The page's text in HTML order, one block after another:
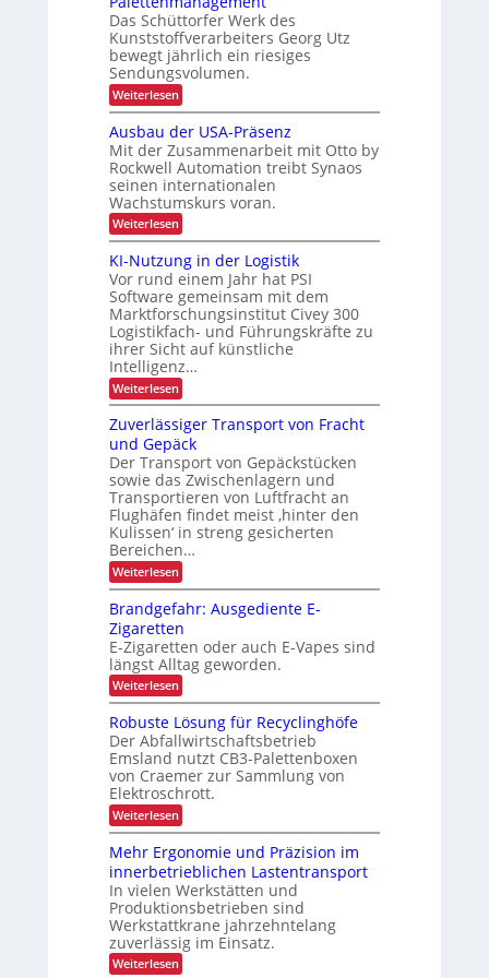
e
k
t
i
o
n
h
ä
l
t
l
i
c
h
u
r
z
f
r
i
s
t
i
g
e
E
i
n
s
ä
t
z
e
f
ü
r
d
a
s
K
I
-
Z
e
i
t
a
l
t
e
r
u
e
n
z
l
i
e
f
e
r
u
n
g
d
a
n
A
i
m
t
e
c
D
C
I
x
Das Schüttorfer Werk des
Kunststoffverarbeiters Georg Utz
bewegt jährlich ein riesiges
Sendungsvolumen.
Weiterlesen:
A
u
t
o
m
a
t
i
s
i
e
r
t
e
s
P
a
l
e
t
e
n
m
a
n
a
g
e
m
e
n
Ausbau der USA-Präsenz
Mit der Zusammenarbeit mit Otto by
Rockwell Automation treibt Synaos
seinen internationalen
Wachstumskurs voran.
Weiterlesen:
A
s
b
a
u
d
e
r
U
S
A
-
P
r
ä
s
e
n
z
KI-Nutzung in der Logistik
Vor rund einem Jahr hat PSI
Software gemeinsam mit dem
Marktforschungsinstitut Civey 300
Logistikfach- und Führungskräfte zu
ihrer Sicht auf künstliche
Intelligenz…
Weiterlesen:
K
I
-
N
u
t
z
u
n
g
i
n
d
e
r
L
o
g
i
s
t
k
Zuverlässiger Transport von Fracht
und Gepäck
Der Transport von Gepäckstücken
sowie das Zwischenlagern und
Transportieren von Luftfracht an
Flughäfen findet meist ‚hinter den
Kulissen‘ in streng gesicherten
Bereichen…
Weiterlesen:
Z
u
v
e
r
l
ä
s
s
g
e
r
T
r
a
n
p
o
r
t
v
o
n
F
Brandgefahr: Ausgediente E-
Zigaretten
E-Zigaretten oder auch E-Vapes sind
längst Alltag geworden.
Weiterlesen:
B
a
n
d
g
e
f
a
h
r
:
A
u
s
g
e
d
i
Robuste Lösung für Recyclinghöfe
Der Abfallwirtschaftsbetrieb
Emsland nutzt CB3-Palettenboxen
von Craemer zur Sammlung von
Elektroschrott.
Weiterlesen:
R
b
u
s
t
e
L
ö
s
Mehr Ergonomie und Präzision im
innerbetrieblichen Lastentransport
In vielen Werkstätten und
Produktionsbetrieben sind
Werkstattkrane jahrzehntelang
zuverlässig im Einsatz.
Weiterlesen: